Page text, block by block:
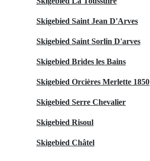
Skigebied Saint Jean D'Arves
Skigebied Saint Sorlin D'arves
Skigebied Brides les Bains
Skigebied Orcières Merlette 1850
Skigebied Serre Chevalier
Skigebied Risoul
Skigebied Châtel